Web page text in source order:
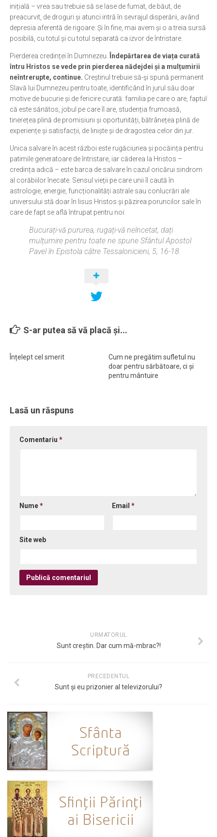
inițială – vrea sau trebuie să se lase de fumat, de băut, de
preacurvit, de droguri și atunci intră în sevrajul disperării, având
depresia aferentă de rigoare. Și în fine, mai avem și o a treia sursă
posibilă, cu totul și cu totul separată ca izvor de întristare.
Pierderea credinței în Dumnezeu.
Îndepărtarea de viața curată
întru Hristos se vede prin pierderea nădejdei și a mulțumirii
neîntrerupte, continue. Creștinul trebuie să-și spună permanent
Slavă lui Dumnezeu pentru toate, identificând în jurul său doar
motive de bucurie și de fericire curată: familia pe care o are, faptul
că este sănătos, jobul pe care îl are, studenția frumoasă,
tinerețea plină de promisiuni și oportunități, bătrânețea plină de
experiențe și satisfacții, de liniște și de dragostea celor din jur.
Unica salvare în acest război este rugăciunea și pocăința pentru
patimile generatoare de întristare, iar căderea la Hristos –
credința adică – este barca de salvare în cazul oricărui sindrom
al corăbiilor înecate. Sensul vieții pe care unii îl caută în
astrologie, energie, funcționalități astrale sau conlucrări ale
universului stă doar în Iisus Hristos și păzirea poruncilor sale în
care de fapt se află întrupat pentru noi:
Bucurați-vă pururea, rugați-vă neîncetat, dați
mulțumire pentru toate ne spune Sfântul Apostol
Pavel în Epistola către Tessalonicieni, 5, 16-18.
S-ar putea să vă placă și...
Înțelept cel smerit
Cum ne pregătim sufletul nu
doar pentru sărbătoare, ci și
pentru mântuire
Lasă un răspuns
Comentariu *
Nume* Email*
Site web
URMATORUL
Sunt creștin. Dar cum mă-mbrac?!
PRECEDENTUL
Sunt şi eu prizonier al televizorului?